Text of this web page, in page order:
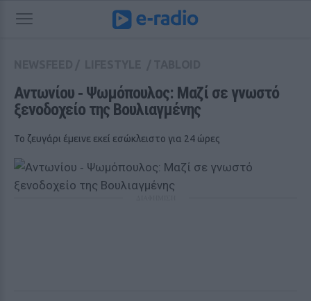
Αντωνίου ‑ Ψωμόπουλος: Μαζί σε γνωστό
ξενοδοχείο της Βουλιαγμένης
Το ζευγάρι έμεινε εκεί εσώκλειστο για 24 ώρες